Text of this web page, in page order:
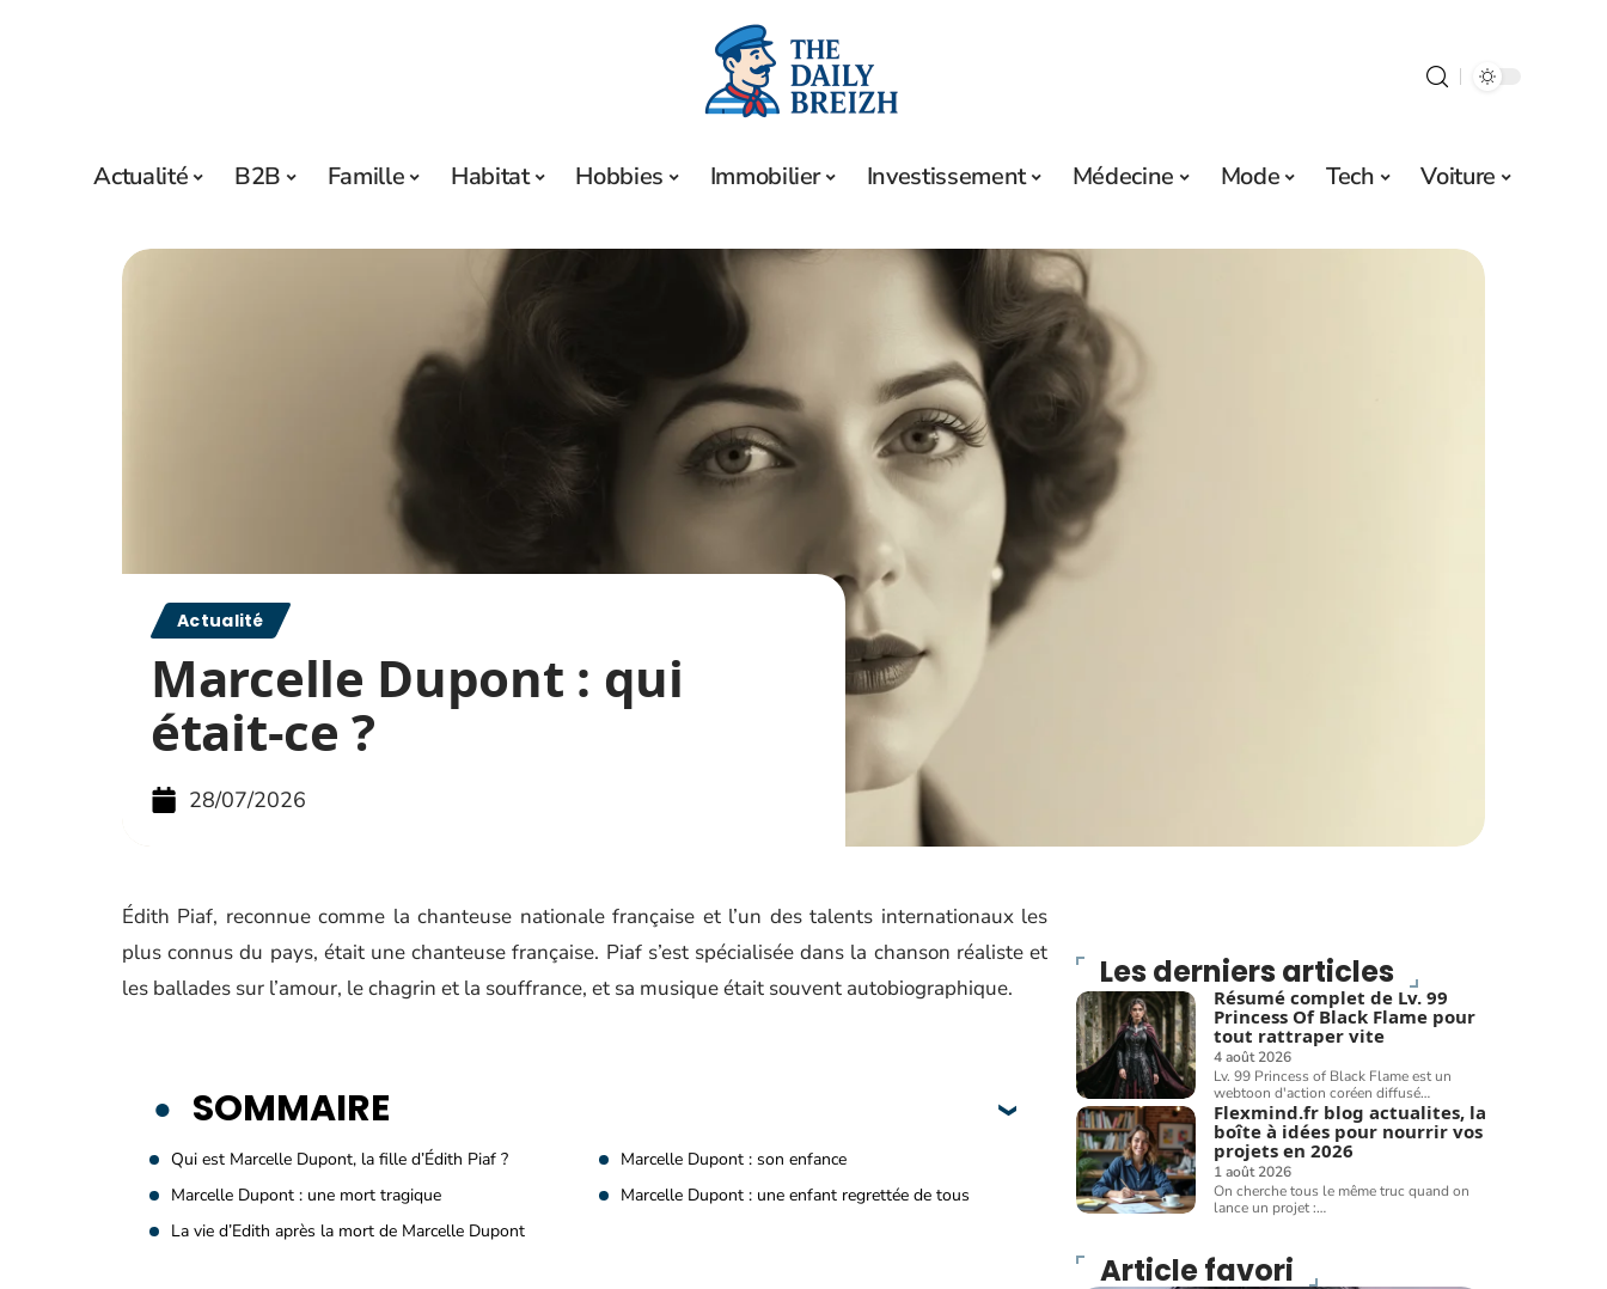
Actualité B2B Famille Habitat Hobbies Immobilier Investissement Médecine Mode Tech Voiture
Actualité
Marcelle Dupont : qui
était-ce ?
28/07/2026
Édith Piaf, reconnue comme la chanteuse nationale française et l’un des talents internationaux les
plus connus du pays, était une chanteuse française. Piaf s’est spécialisée dans la chanson réaliste et
les ballades sur l’amour, le chagrin et la souffrance, et sa musique était souvent autobiographique.
SOMMAIRE
Qui est Marcelle Dupont, la fille d’Édith Piaf ?
Marcelle Dupont : son enfance
Marcelle Dupont : une mort tragique
Marcelle Dupont : une enfant regrettée de tous
La vie d’Edith après la mort de Marcelle Dupont
Les derniers articles
Résumé complet de Lv. 99
Princess Of Black Flame pour
tout rattraper vite
4 août 2026
Lv. 99 Princess of Black Flame est un
webtoon d'action coréen diffusé…
Flexmind.fr blog actualites, la
boîte à idées pour nourrir vos
projets en 2026
1 août 2026
On cherche tous le même truc quand on
lance un projet :…
Article favori